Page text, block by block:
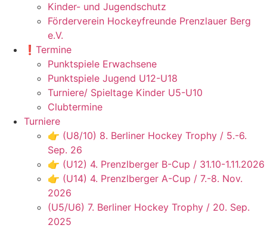
Kinder- und Jugendschutz
Förderverein Hockeyfreunde Prenzlauer Berg
e.V.
❗️Termine
Punktspiele Erwachsene
Punktspiele Jugend U12-U18
Turniere/ Spieltage Kinder U5-U10
Clubtermine
Turniere
👉 (U8/10) 8. Berliner Hockey Trophy / 5.-6.
Sep. 26
👉 (U12) 4. Prenzlberger B-Cup / 31.10-1.11.2026
👉 (U14) 4. Prenzlberger A-Cup / 7.-8. Nov.
2026
(U5/U6) 7. Berliner Hockey Trophy / 20. Sep.
2025